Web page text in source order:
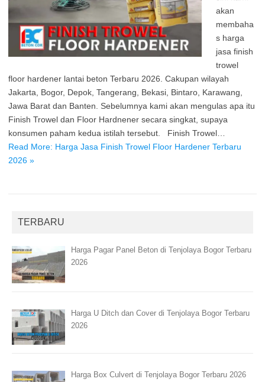
akan
membaha
s harga
jasa finish
trowel
floor hardener lantai beton Terbaru 2026. Cakupan wilayah
Jakarta, Bogor, Depok, Tangerang, Bekasi, Bintaro, Karawang,
Jawa Barat dan Banten. Sebelumnya kami akan mengulas apa itu
Finish Trowel dan Floor Hardnener secara singkat, supaya
konsumen paham kedua istilah tersebut. Finish Trowel…
Read More: Harga Jasa Finish Trowel Floor Hardener Terbaru
2026 »
TERBARU
Harga Pagar Panel Beton di Tenjolaya Bogor Terbaru
2026
Harga U Ditch dan Cover di Tenjolaya Bogor Terbaru
2026
Harga Box Culvert di Tenjolaya Bogor Terbaru 2026